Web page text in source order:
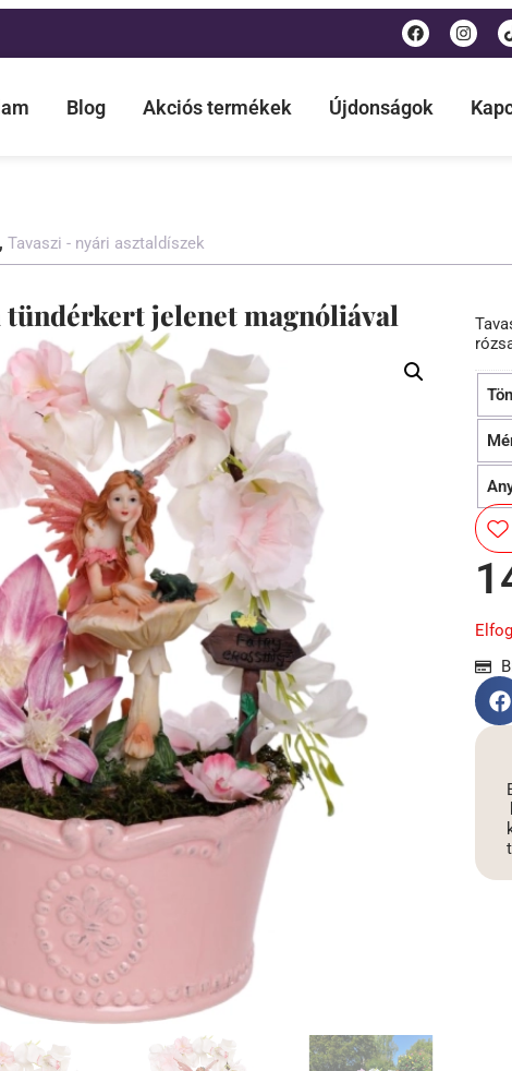
Blog Akciós termékek Újdonságok
, Tavaszi - nyári asztaldíszek
tündérkert jelenet magnóliával